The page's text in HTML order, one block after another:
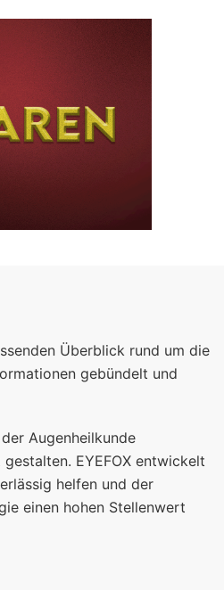
Überblick rund um die
gebündelt und
Augenheilkunde
EYEFOX entwickelt
helfen und der
einen hohen Stellenwert